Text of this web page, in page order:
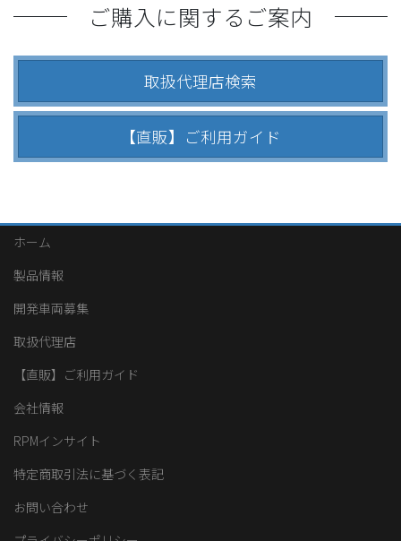
ご購入に関するご案内
取扱代理店検索
【直販】ご利用ガイド
ホーム
製品情報
開発車両募集
取扱代理店
【直販】ご利用ガイド
会社情報
RPMインサイト
特定商取引法に基づく表記
お問い合わせ